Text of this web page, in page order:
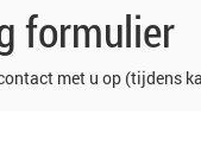
formulier
met u op (tijdens